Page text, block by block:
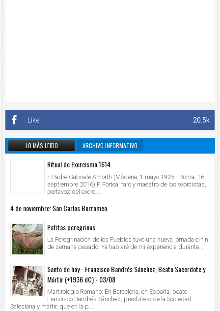
20.5k
Like
LO MÁS LEIDO ARCHIVO INFORMATIVO
Ritual de Exorcismo 1614
+ Padre Gabriele Amorth (Módena, 1 mayo 1925 - Roma, 16
septiembre 2016) P. Fortea: faro y maestro de los exorcistas,
portavoz del exorci...
4 de noviembre: San Carlos Borromeo
Patitas peregrinas
La Peregrinación de los Pueblos tuvo una nueva jornada el fin
de semana pasado. Ya hablaré de mi experiencia durante...
Santo de hoy - Francisco Bandrés Sánchez, Beato Sacerdote y
Mártir (+1936 dC) - 03/08
Martirologio Romano: En Barcelona, en España, beato
Francisco Bandrés Sánchez, presbítero de la Sociedad
Salesiana y mártir, que en la p...